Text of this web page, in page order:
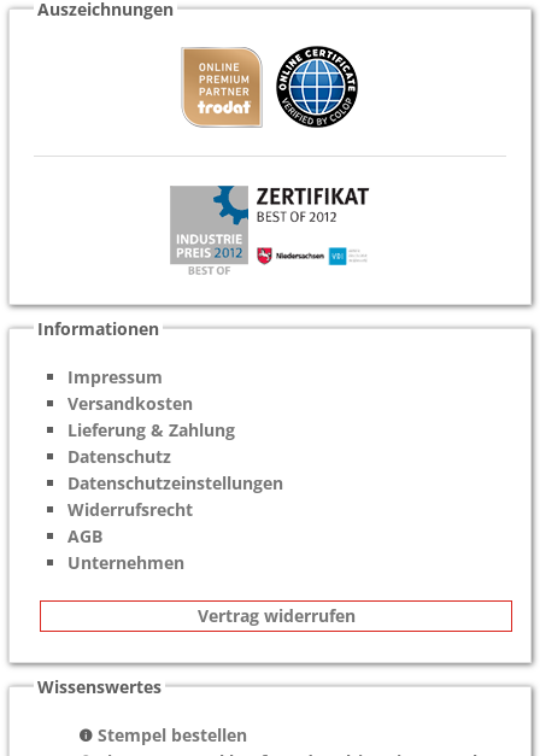
Auszeichnungen
Informationen
Impressum
Versandkosten
Lieferung & Zahlung
Datenschutz
Datenschutzeinstellungen
Widerrufsrecht
AGB
Unternehmen
Vertrag widerrufen
Wissenswertes
Stempel bestellen